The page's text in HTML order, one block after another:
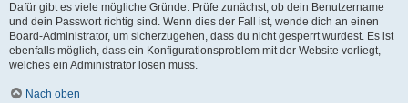
Dafür gibt es viele mögliche Gründe. Prüfe zunächst, ob dein Benutzername
und dein Passwort richtig sind. Wenn dies der Fall ist, wende dich an einen
Board-Administrator, um sicherzugehen, dass du nicht gesperrt wurdest. Es ist
ebenfalls möglich, dass ein Konfigurationsproblem mit der Website vorliegt,
welches ein Administrator lösen muss.
Nach oben